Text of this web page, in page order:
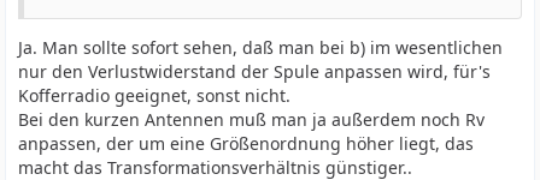
Ja. Man sollte sofort sehen, daß man bei b) im wesentlichen
nur den Verlustwiderstand der Spule anpassen wird, für's
Kofferradio geeignet, sonst nicht.
Bei den kurzen Antennen muß man ja außerdem noch Rv
anpassen, der um eine Größenordnung höher liegt, das
macht das Transformationsverhältnis günstiger..